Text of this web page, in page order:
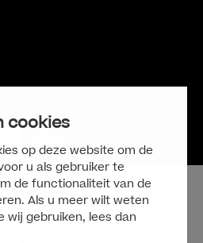
cookies
op deze website om de
u als gebruiker te
de functionaliteit van de
Als u meer wilt weten
wij gebruiken, lees dan
oktober 2026 in de
te zien